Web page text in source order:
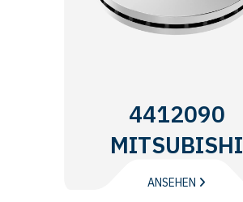
4412090
MITSUBISHI
ANSEHEN